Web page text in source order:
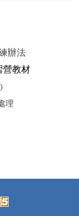
辦法
營教材
理